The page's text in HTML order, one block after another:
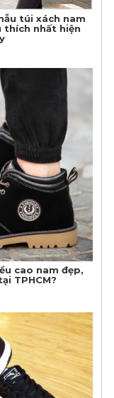
túi xách nam
thích nhất hiện
cao nam đẹp,
TPHCM?